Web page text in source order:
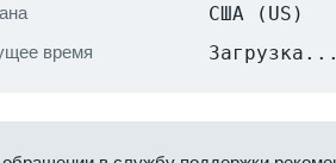
США (US)
время Загрузка...